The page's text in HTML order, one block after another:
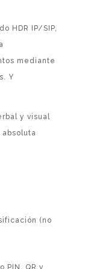
HDR IP/SIP,
mediante
Y
y visual
(no
PIN, QR y